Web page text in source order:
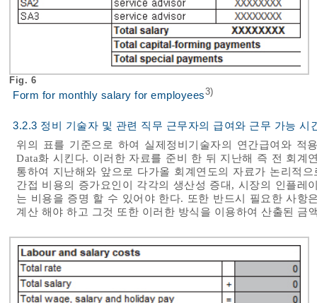
Fig. 6
Form for monthly salary for employees3)
3.2.3 정비 기술자 및 관련 직무 근무자의 급여와 근무 가능 시
위의 표를 기준으로 하여 실제정비기술자의 연간급여와 적
Data화 시킨다. 이러한 자료를 준비 한 뒤 지난해 즉 전 회계
통하여 지난해와 앞으로 다가올 회계연도의 자료가 논리적
간접 비용의 증가요인이 각각의 생산성 증대, 시장의 인플레
는 비용을 증명 할 수 있어야 한다. 또한 반드시 필요한 사항
계산 해야 하고 그것 또한 이러한 방식을 이용하여 산출된 금